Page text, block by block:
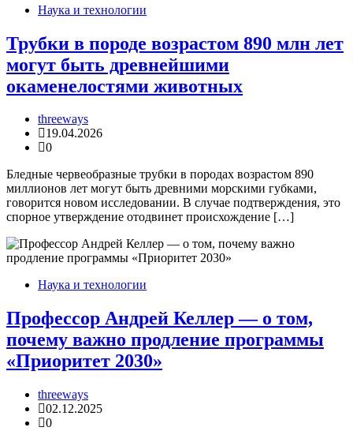
Наука и технологии
Трубки в породе возрастом 890 млн лет
могут быть древнейшими
окаменелостями животных
threeways
19.04.2026
0
Бледные червеобразные трубки в породах возрастом 890
миллионов лет могут быть древними морскими губками,
говорится новом исследовании. В случае подтверждения, это
спорное утверждение отодвинет происхождение […]
Наука и технологии
Профессор Андрей Келлер — о том,
почему важно продление программы
«Приоритет 2030»
threeways
02.12.2025
0